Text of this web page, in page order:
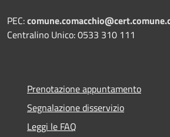
PEC:
Centralino Unico: 0533 310 111
Prenotazione appuntamento
Segnalazione disservizio
Leggi le FAQ